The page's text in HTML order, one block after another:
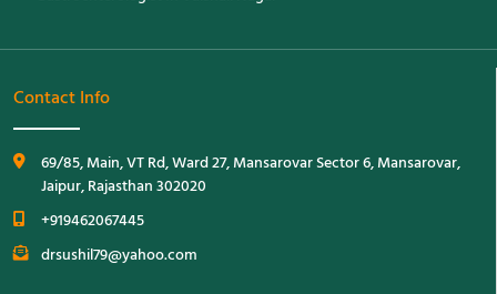
Contact Info
69/85, Main, VT Rd, Ward 27, Mansarovar Sector 6, Mansarovar,
Jaipur, Rajasthan 302020
+919462067445
drsushil79@yahoo.com